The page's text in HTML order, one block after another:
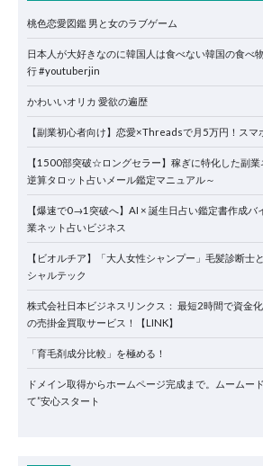
桃色恋愛図鑑 男と女のラブゲーム
日本人が大好きなのに韓国人は食べない韓国の食
行 #youtuberjin
かわいいオリカ 愛欲の遍歴
【副業初心者向け】恋愛×Threadsで月5万円！スマ
【1500部突破☆ロングセラー】稼ぎに特化した副業
逆算タロット占いメール鑑定マニュアル～
【爆速で0→1突破へ】AI × 誕生日占い鑑定書作成バ
業ネット占いビジネス
【ビオルチア】「大人女性シャンプー」毛髪診断士
シャルテック
株式会社日本ビジネスリンクス： 最短2時間で資金
の売掛金買取サービス！【LINK】
「育毛剤成分比較」を極める！
ドメイン取得からホームページ完成まで。ムームー
て”安心スタート